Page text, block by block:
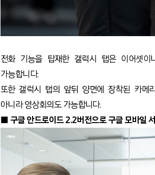
전화 기능을 탑재한 갤럭시 탭은 이어셋
가능합니다.
또한 갤럭시 탭의 앞뒤 양면에 장착된 카메
아니라 영상회의도 가능합니다.
■ 구글 안드로이드 2.2버전으로 구글 모바일